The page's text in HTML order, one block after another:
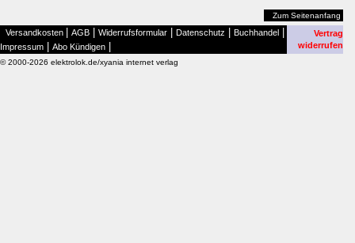
Zum Seitenanfang
Versandkosten AGB Widerrufsformular Datenschutz Buchhandel
Impressum Abo Kündigen
Vertrag
widerrufen
© 2000-2026 elektrolok.de/xyania internet verlag